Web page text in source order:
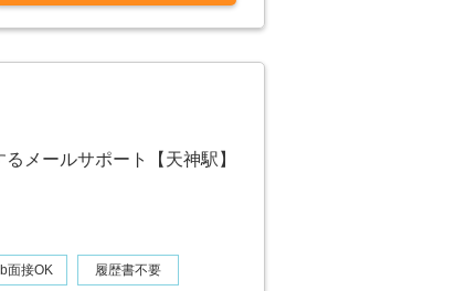
メールサポート【天神駅】
面接OK 履歴書不要